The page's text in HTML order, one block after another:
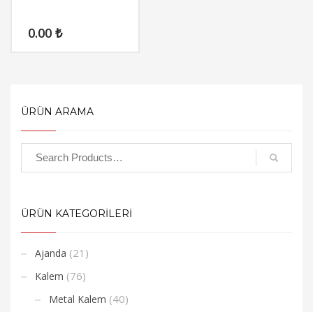
0.00 ₺
ÜRÜN ARAMA
ÜRÜN KATEGORİLERİ
Ajanda (21)
Kalem (76)
Metal Kalem (40)